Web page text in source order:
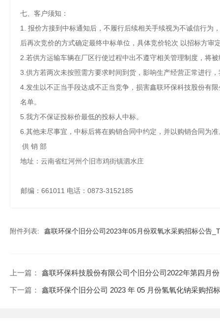
七、客户须知
1. 报价方接到中标通知后，不履行后续相关手续视为不诚信行为
后再次竞价的方式确定最终中标单
2.若供方运输车辆在厂区行使过程中出不遵守相关
3.供方若两次未按照需方要求时间到货，影响生产经
4.发生以不正当手段达成不正当竞争，损害鑫联环保科技股份有
名单。
5 我方不保证投标价最低的投
6.其他未尽事宜，中标后将在购销合同中约定
供 销 部
地址：云南省红河州个旧市鸡街镇泗水庄
邮编 ：661011 电话：0873-3152185
附件列表: 鑫联环保个旧分公司2023年05月份双氧水采购招标公告
上一篇： 鑫联环保科技股份有限公司个旧分公司2022年第四月
下一篇： 鑫联环保个旧分公司 2023 年 05 月份氢氧化钠采购招标